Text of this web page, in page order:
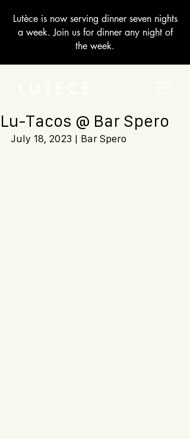
Lutèce is now serving dinner seven nights
a week. Join us for dinner any night of
the week.
Lu-Tacos @ Bar Spero
July 18, 2023 | Bar Spero